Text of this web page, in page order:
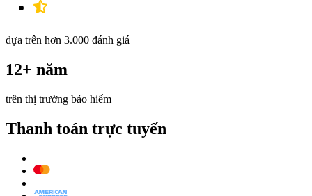
dựa trên hơn 3.000 đánh giá
12+ năm
trên thị trường bảo hiểm
Thanh toán trực tuyến